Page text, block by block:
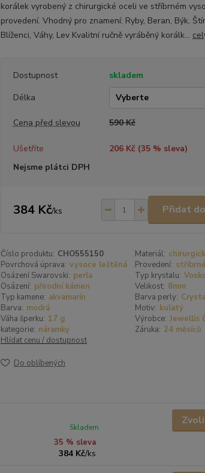
korálek vyrobený z chirurgické oceli ve stříbrném
provedení. Vhodný pro znamení: Ryby, Beran, Býk,
Blíženci, Váhy, Lev Kvalitní ručně vyráběný korálk...
Dostupnost
skladem
Délka
Cena před slevou 590 Kč
Ušetříte 206 Kč (35% sleva)
Nejsme plátci DPH
384 Kč/ks Přidat
Číslo produktu: CHO555150 Materiál:
Povrchová úprava: vysoce leštěná Provedení: stříbrné
Osázení Swarovski: perla Typ krystalu:
Osázení: přírodní kámen Velikost: 8mm
Typ kamene: akvamarín Barva perly:
Barva: modrá Motiv: kulatý
Váha šperku: 17 g Výrobce: Jewellis
kategorie: náramky Záruka: 24 měsíců
Hlídat cenu / dostupnost
Do oblíbených
35 % sleva
384 Kč/ks
Skladem